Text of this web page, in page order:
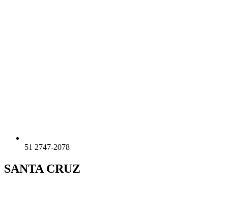
51 2747-2078
SANTA CRUZ